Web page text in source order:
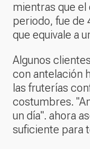
mientras que
periodo, fue de
que equivale a
Algunos
con antelación
las fruterías
costumbres.
un día". ahora
suficiente para